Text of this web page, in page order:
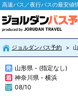
高速バス／夜行バスの最安値
ジョルダンバス予約
山形県 - (指定なし)
神奈川県 - 横浜
08/10